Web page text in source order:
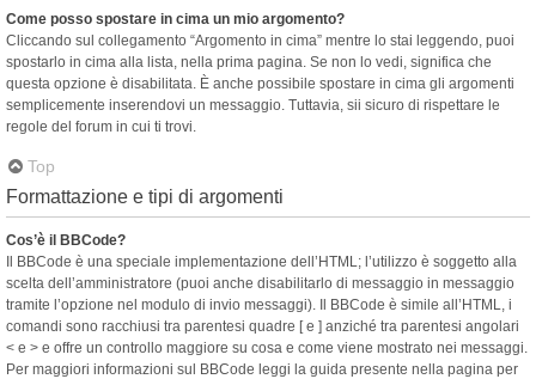
Come posso spostare in cima un mio argomento?
Cliccando sul collegamento “Argomento in cima” mentre lo stai leggendo, puoi
spostarlo in cima alla lista, nella prima pagina. Se non lo vedi, significa che
questa opzione è disabilitata. È anche possibile spostare in cima gli argomenti
semplicemente inserendovi un messaggio. Tuttavia, sii sicuro di rispettare le
regole del forum in cui ti trovi.
Top
Formattazione e tipi di argomenti
Cos’è il BBCode?
Il BBCode è una speciale implementazione dell’HTML; l’utilizzo è soggetto alla
scelta dell’amministratore (puoi anche disabilitarlo di messaggio in messaggio
tramite l’opzione nel modulo di invio messaggi). Il BBCode è simile all’HTML, i
comandi sono racchiusi tra parentesi quadre [ e ] anziché tra parentesi angolari
< e > e offre un controllo maggiore su cosa e come viene mostrato nei messaggi.
Per maggiori informazioni sul BBCode leggi la guida presente nella pagina per